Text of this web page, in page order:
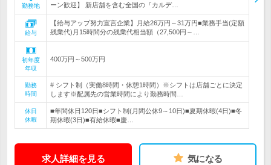
勤務地
ーン歓迎】 新店舗を含む全国の『カルデ…
給与
【給与アップ努力宣言企業】月給26万円～31万円■業務手当(定額
残業代)月15時間分の残業代相当額（27,500円～…
初年度
年収
400万円～500万円
勤務
時間
# シフト制（実働8時間・休憩1時間）※シフトは店舗ごとに決定
します※配属先の営業時間により勤務時間…
休日
休暇
■年間休日120日■シフト制(月間公休9～10日)■夏期休暇(4日)■冬
期休暇(3日)■有給休暇■慶…
求人詳細を見る 気になる